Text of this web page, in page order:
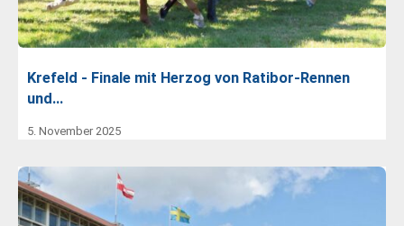
Krefeld - Finale mit Herzog von Ratibor-Rennen
und…
5. November 2025